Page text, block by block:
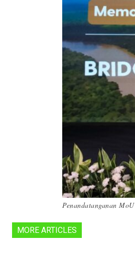
Penandatanganan
MORE ARTICLES